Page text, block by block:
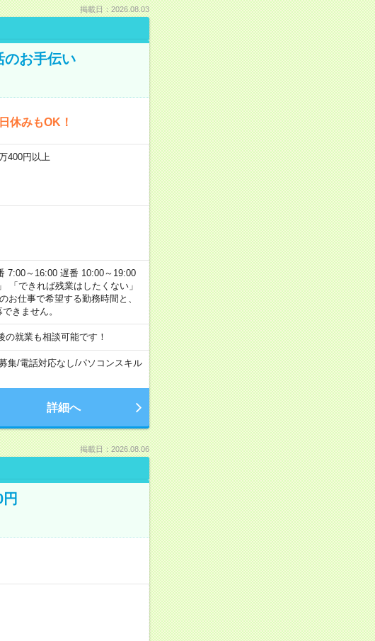
掲載日：2026.08.03
のお手伝い
休みもOK！
400円以上
7:00～16:00 遅番 10:00～19:00
「できれば残業はしたくない」
仕事で希望する勤務時間と、
きません。
就業も相談可能です！
集/電話対応なし/パソコンスキル
詳細へ
掲載日：2026.08.06